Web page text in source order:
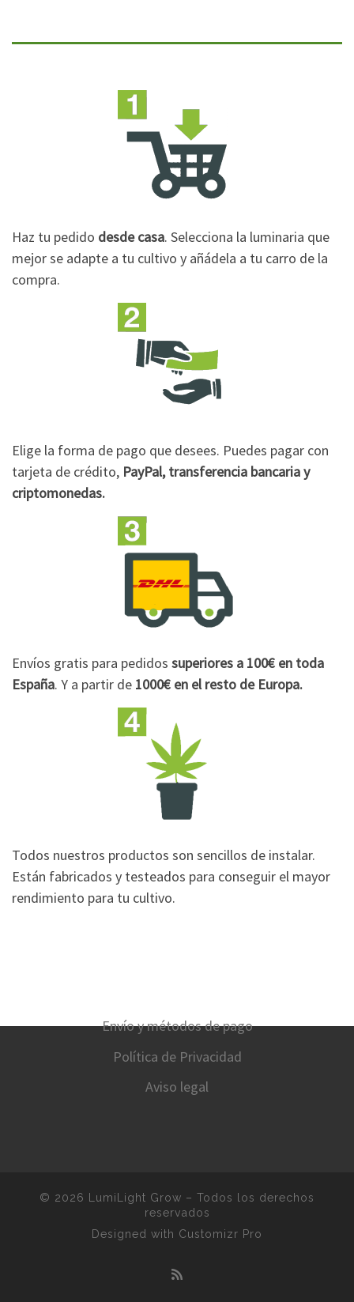
Haz tu pedido desde casa. Selecciona la luminaria que
mejor se adapte a tu cultivo y añádela a tu carro de la
compra.
Elige la forma de pago que desees. Puedes pagar con
tarjeta de crédito, PayPal, transferencia bancaria y
criptomonedas.
Envíos gratis para pedidos superiores a 100€ en toda
España. Y a partir de 1000€ en el resto de Europa.
Todos nuestros productos son sencillos de instalar.
Están fabricados y testeados para conseguir el mayor
rendimiento para tu cultivo.
Envío y métodos de pago
Política de Privacidad
Aviso legal
© 2026 LumiLight Grow – Todos los derechos
reservados
Designed with Customizr Pro